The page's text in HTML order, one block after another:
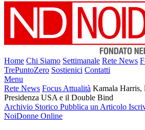
Home Chi Siamo Settimanale Rete News
TrePuntoZero Sostienici Contatti
Menu
Rete News Focus Attualità Kamala Harris,
Presidenza USA e il Double Bind
Archivio Storico Pubblica un Articolo
NoiDonne Online